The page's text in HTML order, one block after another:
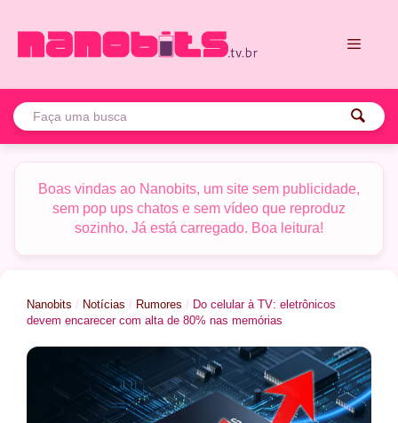
para
Boas vindas ao Nanobits, um site sem publicidade,
sem pop ups chatos e sem vídeo que reproduz
sozinho. Já está carregado. Boa leitura!
Nanobits / Notícias / Rumores / Do celular à TV: eletrônicos
devem encarecer com alta de 80% nas memórias